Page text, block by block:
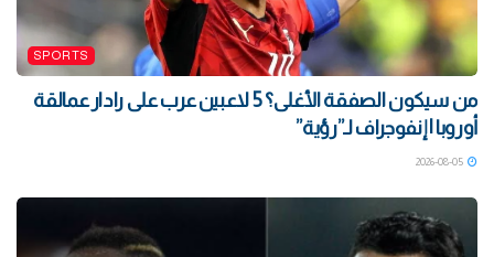
SPORTS
من سيكون الصفقة الأغلى؟ 5 لاعبين عرب على رادار عمالقة
أوروبا | إنفوجراف لـ”رؤية”